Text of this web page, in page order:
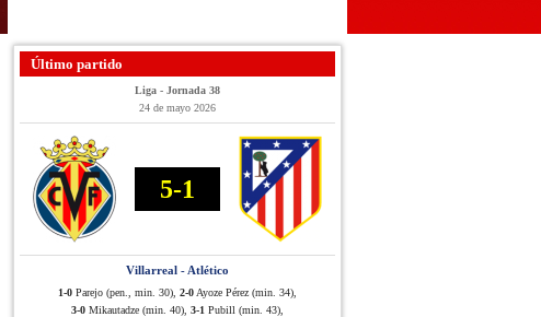
Último partido
Liga - Jornada 38
24 de mayo 2026
5-1
Villarreal - Atlético
1-0 Parejo (pen., min. 30), 2-0 Ayoze Pérez (min. 34),
3-0 Mikautadze (min. 40), 3-1 Pubill (min. 43),